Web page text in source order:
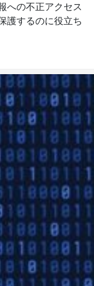
への不正アクセス
護するのに役立ち